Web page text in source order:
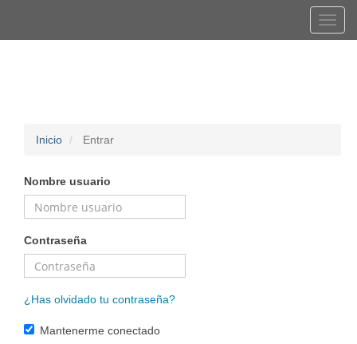
Inicio Entrar
Nombre usuario
Contraseña
¿Has olvidado tu contraseña?
Mantenerme conectado